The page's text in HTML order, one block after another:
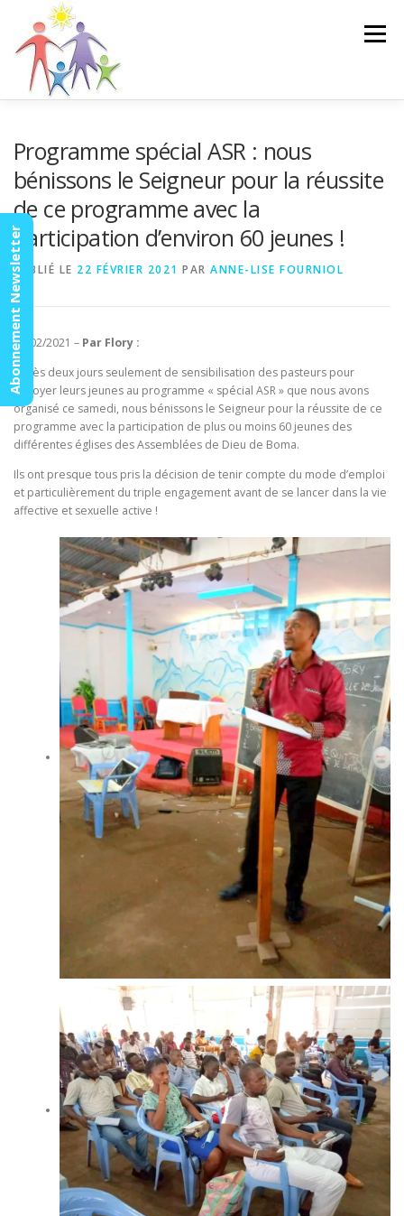
contenu
Menu
ESPACE MEMBRES
Programme spécial ASR : nous
bénissons le Seigneur pour la réussite
de ce programme avec la
participation d’environ 60 jeunes !
PUBLIÉ LE 22 FÉVRIER 2021 PAR ANNE-LISE FOURNIOL
20/02/2021 – Par Flory :
Après deux jours seulement de sensibilisation des pasteurs pour
envoyer leurs jeunes au programme « spécial ASR » que nous avons
organisé ce samedi, nous bénissons le Seigneur pour la réussite de ce
programme avec la participation de plus ou moins 60 jeunes des
différentes églises des Assemblées de Dieu de Boma.
Ils ont presque tous pris la décision de tenir compte du mode d’emploi
et particulièrement du triple engagement avant de se lancer dans la vie
affective et sexuelle active !
Abonnement Newsletter